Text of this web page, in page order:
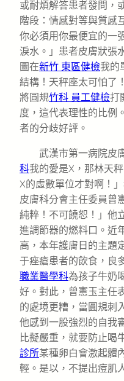
或耐煩解答患者發問，
階段：情感對等與質感
你必須用你最便宜的一
淚水。」患者皮膚狀張
圖在新竹 東區健檢我的
結構！天秤座太可怕了
將圓規竹科 員工健檢打
度，這代表理性的比例
者的分歧好評。
武漢市第一病院皮
科我的愛是X，那林天
X的虛數單位才對啊！
皮膚科分會主任委員曾
純粹！不可饒恕！」他
進調節器的燃料口。近
高，本年護膚日的主題
于痤瘡患者的飲食，良
職業醫學科為孩子牛奶
好。對此，曾憲玉主任
的處境更糟，當圓規刺
他感到一股強烈的自我
比擬嚴重，就要防止喝
診所某種卵白會激起體
輕。是以，不提出痘肌